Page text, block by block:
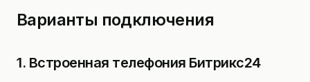
Варианты подключения
1. Встроенная телефония Битрикс24